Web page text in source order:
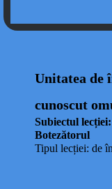
Unitatea de
cunoscut
Subiectul
Botezătorul
Tipul lecției: de